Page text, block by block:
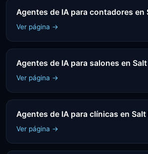
Agentes de IA para contadores en
Ver página →
Agentes de IA para salones en
Ver página →
Agentes de IA para clínicas en
Ver página →